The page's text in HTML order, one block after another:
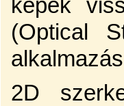
képek
(Optical
2D